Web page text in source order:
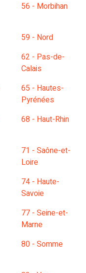
56 - Morbihan
59 - Nord
62 - Pas-de-
Calais
65 - Hautes-
Pyrénées
68 - Haut-Rhin
71 - Saône-et-
Loire
74 - Haute-
Savoie
77 - Seine-et-
Marne
80 - Somme